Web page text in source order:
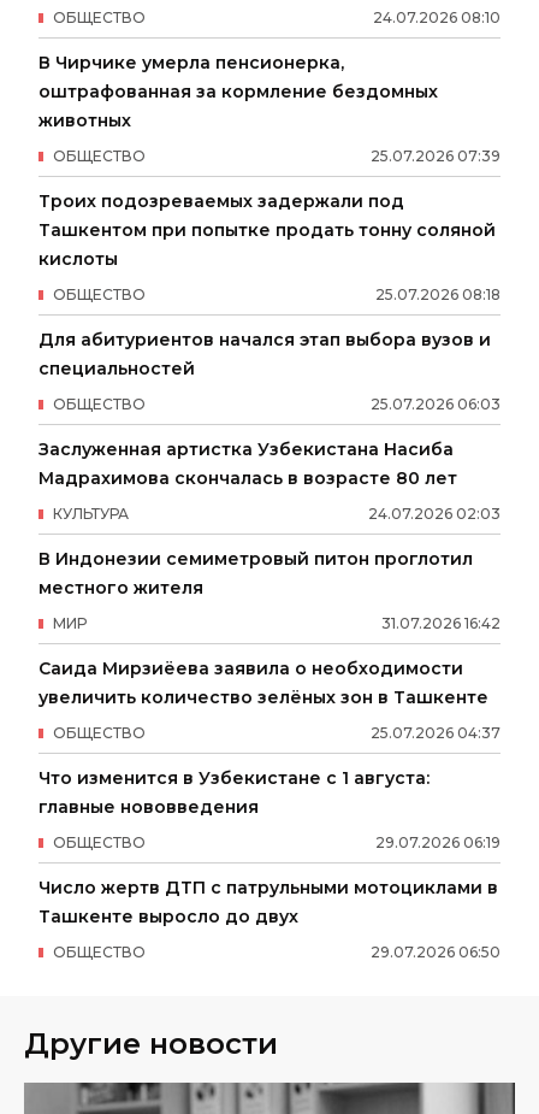
24.07.2026 08:10
ОБЩЕСТВО
В Чирчике умерла пенсионерка,
оштрафованная за кормление бездомных
животных
25.07.2026 07:39
ОБЩЕСТВО
Троих подозреваемых задержали под
Ташкентом при попытке продать тонну соляной
кислоты
25.07.2026 08:18
ОБЩЕСТВО
Для абитуриентов начался этап выбора вузов и
специальностей
25.07.2026 06:03
ОБЩЕСТВО
Заслуженная артистка Узбекистана Насиба
Мадрахимова скончалась в возрасте 80 лет
24.07.2026 02:03
КУЛЬТУРА
В Индонезии семиметровый питон проглотил
местного жителя
31.07.2026 16:42
МИР
Саида Мирзиёева заявила о необходимости
увеличить количество зелёных зон в Ташкенте
25.07.2026 04:37
ОБЩЕСТВО
Что изменится в Узбекистане с 1 августа:
главные нововведения
29.07.2026 06:19
ОБЩЕСТВО
Число жертв ДТП с патрульными мотоциклами в
Ташкенте выросло до двух
29.07.2026 06:50
ОБЩЕСТВО
Другие новости